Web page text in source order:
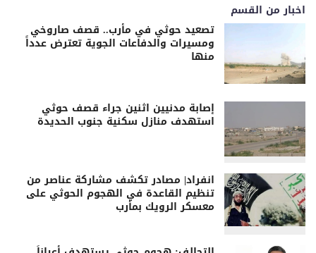
اخبار من القسم
تصعيد حوثي في مأرب.. قصف صاروخي
ومسيرات والدفاعات الجوية تعترض عدداً
منها
إصابة مدنيين اثنين جراء قصف حوثي
استهدف منازل سكنية جنوب الحديدة
انفراد| مصادر تكشف مشاركة عناصر من
تنظيم القاعدة في الهجوم الحوثي على
معسكر الرويك بمأرب